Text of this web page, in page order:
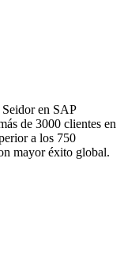
en SAP
de 3000 clientes en
a los 750
mayor éxito global.